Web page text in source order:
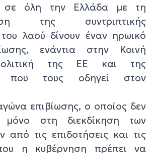
σε όλη την Ελλάδα με τη
της συντριπτικής
λαού δίνουν έναν ηρωικό
ενάντια στην Κοινή
της ΕΕ και της
που τους οδηγεί στον
επιβίωσης, ο οποίος δεν
μόνο στη διεκδίκηση των
από τις επιδοτήσεις και τις
που η κυβέρνηση πρέπει να